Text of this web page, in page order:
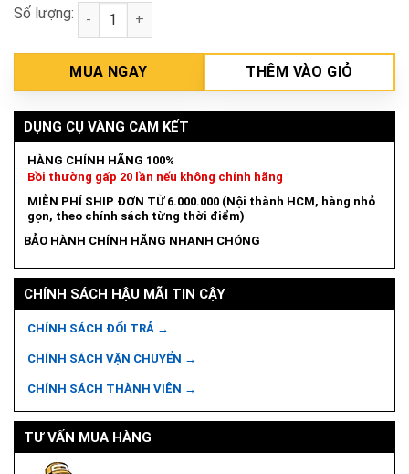
Số lượng: Bơm tăng áp APP HI-168 số lượng
MUA NGAY THÊM VÀO GIỎ
DỤNG CỤ VÀNG CAM KẾT
HÀNG CHÍNH HÃNG 100%
Bồi thường gấp 20 lần nếu không chính hãng
MIỄN PHÍ SHIP ĐƠN TỪ 6.000.000 (Nội thành HCM, hàng nhỏ
gọn, theo chính sách từng thời điểm)
BẢO HÀNH CHÍNH HÃNG NHANH CHÓNG
CHÍNH SÁCH HẬU MÃI TIN CẬY
CHÍNH SÁCH ĐỔI TRẢ →
CHÍNH SÁCH VẬN CHUYỂN →
CHÍNH SÁCH THÀNH VIÊN →
TƯ VẤN MUA HÀNG